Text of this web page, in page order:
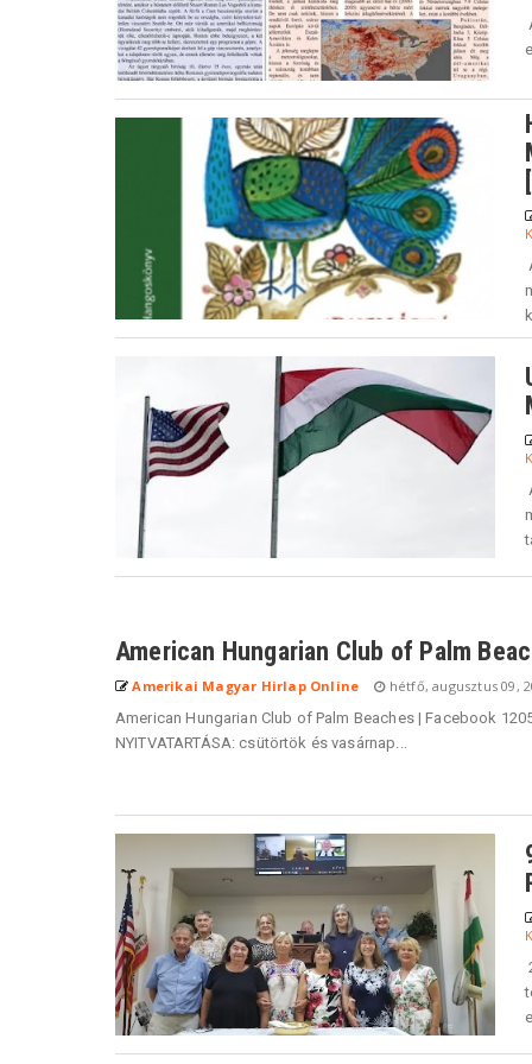
American Hungarian Club of Palm
Amerikai Magyar Hirlap Online
hétfő, augusztus 09,
American Hungarian Club of Palm Beaches | Facebook
NYITVATARTÁSA: csütörtök és vasárnap...